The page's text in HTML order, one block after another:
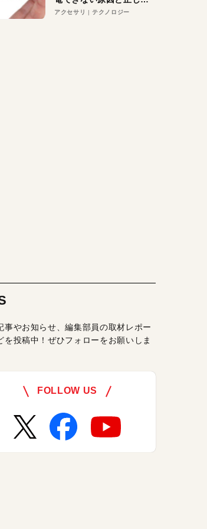
対策
アクセサリ テクノロジー
事やお知らせ、編集部員の取材レポー
を投稿中！ぜひフォローをお願いしま
FOLLOW US